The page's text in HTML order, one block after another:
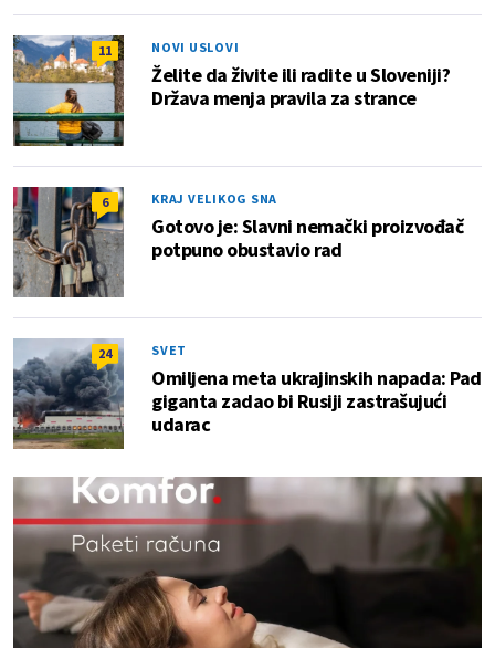
11 NOVI USLOVI
Želite da živite ili radite u Sloveniji?
Država menja pravila za strance
6 KRAJ VELIKOG SNA
Gotovo je: Slavni nemački proizvođač
potpuno obustavio rad
24 SVET
Omiljena meta ukrajinskih napada: Pad
giganta zadao bi Rusiji zastrašujući
udarac